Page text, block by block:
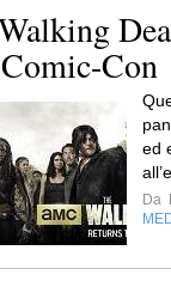
Con
ed
Da